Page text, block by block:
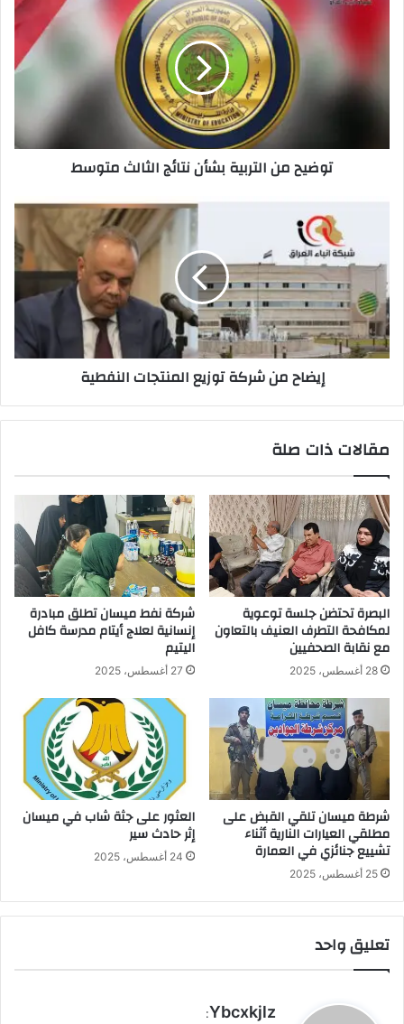
الثالث
توضيح من التربية بشأن نتائج الثالث متوسط
توزيع
المنتجات
النفطية
إيضاح من شركة توزيع المنتجات النفطية
مقالات ذات صلة
البصرة تحتضن جلسة توعوية
لمكافحة التطرف العنيف بالتعاون
مع نقابة الصحفيين
28 أغسطس، 2025
شركة نفط ميسان تطلق مبادرة
إنسانية لعلاج أيتام مدرسة كافل
اليتيم
27 أغسطس، 2025
شرطة ميسان تلقي القبض على
مطلقي العيارات النارية أثناء
تشييع جنائزي في العمارة
25 أغسطس، 2025
العثور على جثة شاب في ميسان
إثر حادث سير
24 أغسطس، 2025
تعليق واحد
يYbcxkjlz
: